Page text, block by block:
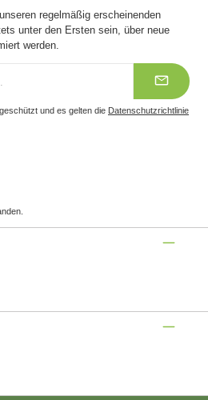
regelmäßig erscheinenden
unter den Ersten sein, über neue
werden.
und es gelten die Datenschutzrichtlinie